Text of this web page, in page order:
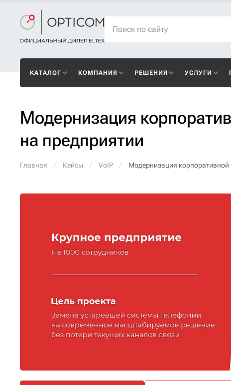
КАТАЛОГ КОМПАНИЯ РЕШЕНИЯ УСЛУГИ
Модернизация
на предприятии
Главная Кейсы VoIP Модернизация